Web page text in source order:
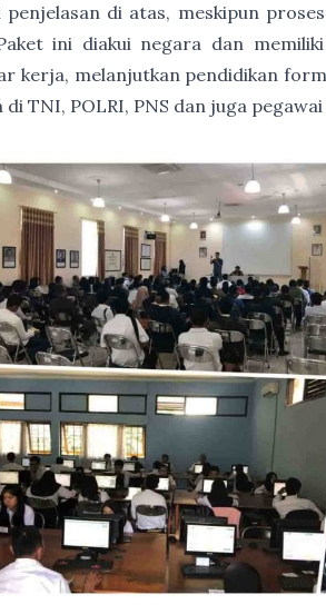
penjelasan di atas, meskipun
ini diakui negara dan
kerja, melanjutkan pendidikan
di TNI, POLRI, PNS dan juga